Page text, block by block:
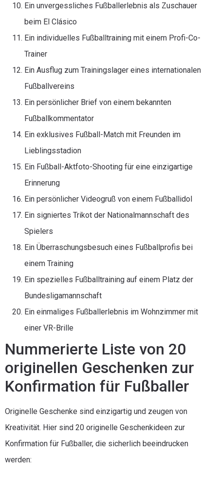
Ein unvergessliches Fußballerlebnis als Zuschauer
beim El Clásico
Ein individuelles Fußballtraining mit einem Profi-Co-
Trainer
Ein Ausflug zum Trainingslager eines internationalen
Fußballvereins
Ein persönlicher Brief von einem bekannten
Fußballkommentator
Ein exklusives Fußball-Match mit Freunden im
Lieblingsstadion
Ein Fußball-Aktfoto-Shooting für eine einzigartige
Erinnerung
Ein persönlicher Videogruß von einem Fußballidol
Ein signiertes Trikot der Nationalmannschaft des
Spielers
Ein Überraschungsbesuch eines Fußballprofis bei
einem Training
Ein spezielles Fußballtraining auf einem Platz der
Bundesligamannschaft
Ein einmaliges Fußballerlebnis im Wohnzimmer mit
einer VR-Brille
Nummerierte Liste von 20
originellen Geschenken zur
Konfirmation für Fußballer
Originelle Geschenke sind einzigartig und zeugen von
Kreativität. Hier sind 20 originelle Geschenkideen zur
Konfirmation für Fußballer, die sicherlich beeindrucken
werden: